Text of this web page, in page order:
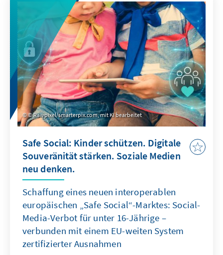
© Rawpixel/smarterpix.com, mit KI bearbeitet
Safe Social: Kinder schützen. Digitale
Souveränität stärken. Soziale Medien
neu denken.
Schaffung eines neuen interoperablen
europäischen „Safe Social“-Marktes: Social-
Media-Verbot für unter 16-Jährige –
verbunden mit einem EU-weiten System
zertifizierter Ausnahmen